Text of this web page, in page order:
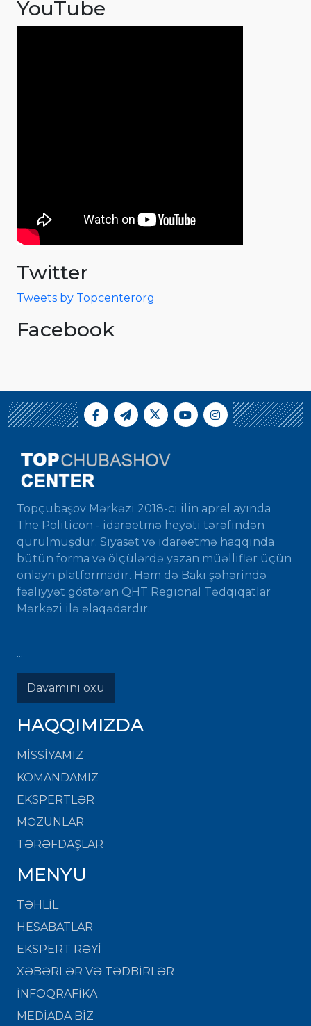
YouTube
Twitter
Tweets by Topcenterorg
Facebook
Topçubaşov Mərkəzi 2018-ci ilin aprel ayında
The Politicon - idarəetmə heyəti tərəfindən
qurulmuşdur. Siyasət və idarəetmə haqqında
bütün forma və ölçülərdə yazan müəlliflər üçün
onlayn platformadır. Həm də Bakı şəhərində
fəaliyyət göstərən QHT Regional Tədqiqatlar
Mərkəzi ilə əlaqədardır.
...
Davamını oxu
HAQQIMIZDA
MISSIYAMIZ
KOMANDAMIZ
EKSPERTLƏR
MƏZUNLAR
TƏRƏFDAŞLAR
MENYU
TƏHLİL
HESABATLAR
EKSPERT RƏYİ
XƏBƏRLƏR VƏ TƏDBİRLƏR
İNFOQRAFİKA
MEDİADA BİZ